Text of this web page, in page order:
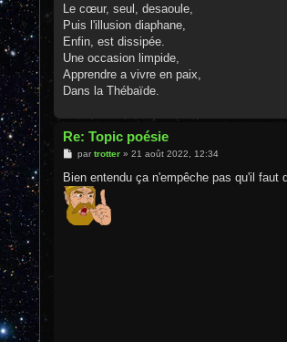
Le cœur, seul, desaoule,
Puis l'illusion diaphane,
Enfin, est dissipée.
Une occasion limpide,
Apprendre a vivre en paix,
Dans la Thébaïde.
Re: Topic poésie
M
s
s
a
g
par trotter» 21 août 2022, 12:34
Bien entendu ça n'empêche pas qu'il